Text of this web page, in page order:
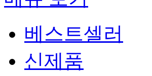
베스트셀러
신제품